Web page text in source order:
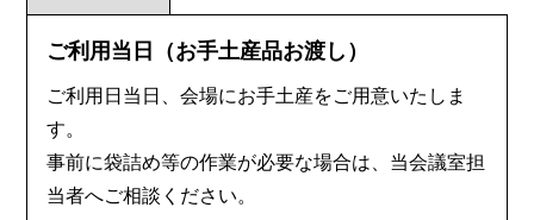
ご利用当日（お手土産品お渡し）
ご利用日当日、会場にお手土産をご用意いたしま
す。
事前に袋詰め等の作業が必要な場合は、当会議室担
当者へご相談ください。